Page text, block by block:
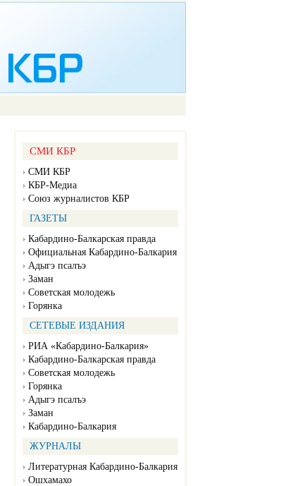
СМИ КБР
СМИ КБР
КБР-Медиа
Союз журналистов КБР
ГАЗЕТЫ
Кабардино-Балкарская правда
Официальная Кабардино-Балкария
Адыгэ псалъэ
Заман
Советская молодежь
Горянка
СЕТЕВЫЕ ИЗДАНИЯ
РИА «Кабардино-Балкария»
Кабардино-Балкарская правда
Советская молодежь
Горянка
Адыгэ псалъэ
Заман
Кабардино-Балкария
ЖУРНАЛЫ
Литературная Кабардино-Балкария
Ошхамахо